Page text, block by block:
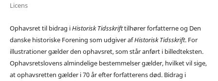
Licens
Ophavsret til bidrag iHistorisk Tidsskrifttilhører forfatterne og Den
danske historiske Forening som udgiver afHistorisk Tidsskrift. For
illustrationer gælder den ophavsret, som står anført i billedteksten.
Ophavsretslovens almindelige bestemmelser gælder, hvilket vil sige,
at ophavsretten gælder i 70 år efter forfatterens død. Bidrag i